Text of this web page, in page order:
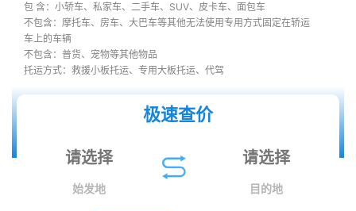
包 含：小轿车、私家车、二手车、SUV、皮卡车、面包车
不包含：摩托车、房车、大巴车等其他无法使用专用方式固定在轿运
车上的车辆
不包含：普货、宠物等其他物品
托运方式：救援小板托运、专用大板托运、代驾
极速查价
始发地 目的地